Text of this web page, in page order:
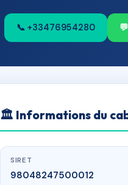
📞 +33476954280
🏛 Informations du
SIRET
98048247500012